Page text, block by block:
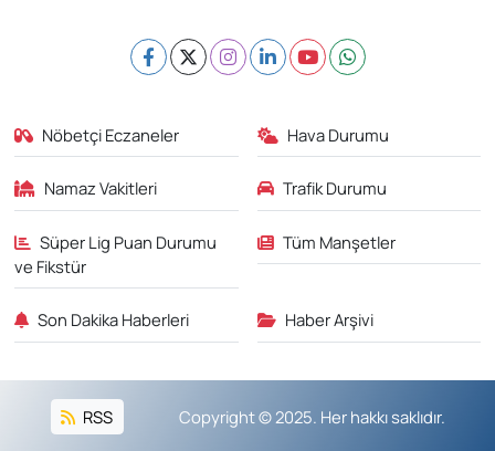
Nöbetçi Eczaneler Hava Durumu
Namaz Vakitleri Trafik Durumu
Süper Lig Puan Durumu
ve Fikstür
Tüm Manşetler
Son Dakika Haberleri Haber Arşivi
RSS Copyright © 2025. Her hakkı saklıdır.